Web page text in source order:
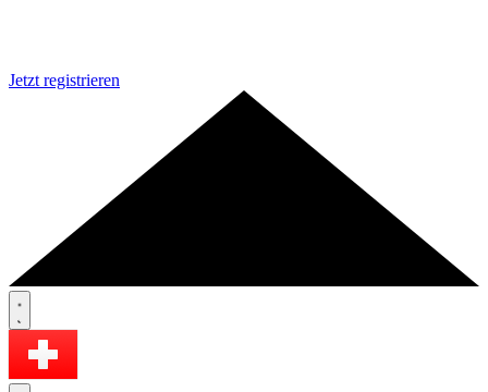
Jetzt registrieren